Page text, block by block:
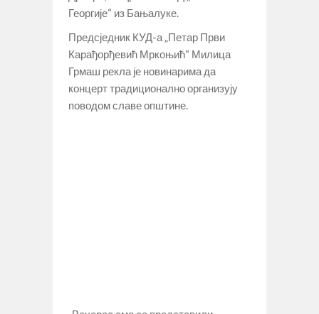
Георгије“ из Бањалуке.
Предсједник КУД-а „Петар Први
Карађорђевић Мркоњић“ Милица
Грмаш рекла је новинарима да
концерт традиционално организују
поводом славе општине.